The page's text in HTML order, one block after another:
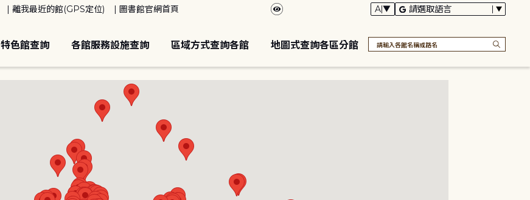
離我最近的館(GPS定位) 圖書館官網首頁
特色館查詢 各館服務設施查詢 區域方式查詢各館 地圖式查詢各區分館